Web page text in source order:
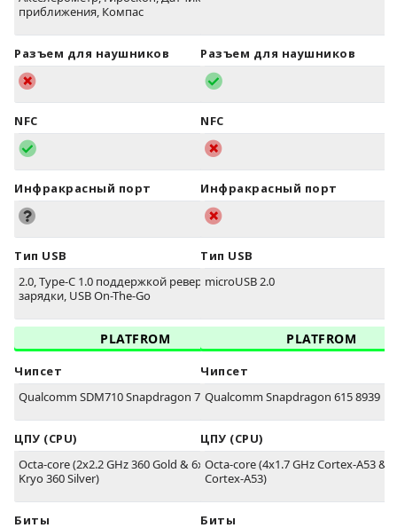
приближения, Компас
Разъем для наушников
NFC
Инфракрасный порт
Тип USB
2.0, Type-C 1.0 поддержкой реверсивной
зарядки, USB On-The-Go
PLATFROM
Чипсет
Qualcomm SDM710 Snapdragon 710 (10 nm)
ЦПУ (CPU)
Octa-core (2x2.2 GHz 360 Gold & 6x1.7 GHz
Kryo 360 Silver)
Биты
Разъем для наушников
NFC
Инфракрасный порт
Тип USB
microUSB 2.0
PLATFROM
Чипсет
Qualcomm Snapdragon 615 8939
ЦПУ (CPU)
Octa-core (4x1.7 GHz Cortex-A53 &
Cortex-A53)
Биты